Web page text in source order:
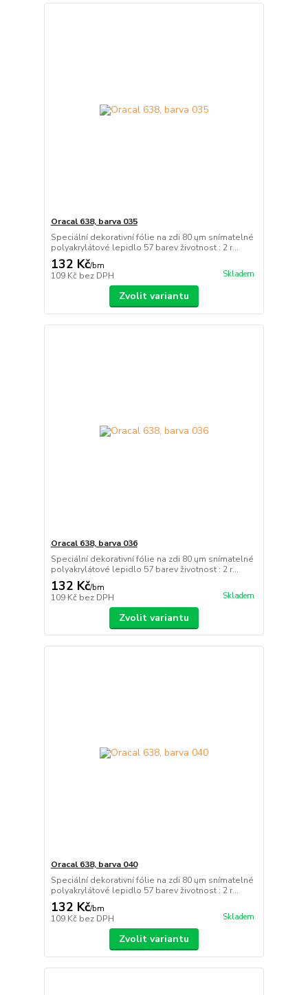
Oracal 638, barva 035
Speciální dekorativní fólie na zdi 80 ųm snímatelné
polyakrylátové lepidlo 57 barev životnost : 2 r...
132 Kč/bm
109 Kč bez DPH Skladem
Zvolit variantu
Oracal 638, barva 036
Speciální dekorativní fólie na zdi 80 ųm snímatelné
polyakrylátové lepidlo 57 barev životnost : 2 r...
132 Kč/bm
109 Kč bez DPH Skladem
Zvolit variantu
Oracal 638, barva 040
Speciální dekorativní fólie na zdi 80 ųm snímatelné
polyakrylátové lepidlo 57 barev životnost : 2 r...
132 Kč/bm
109 Kč bez DPH Skladem
Zvolit variantu